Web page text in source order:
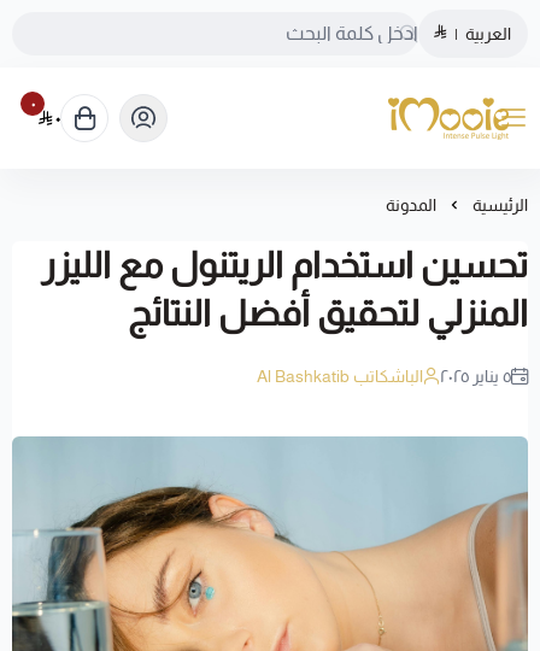
العربية |
الموقع الرسمي ليزر منزلي اي مووي
٠
٠
الرئيسية المدونة
تحسين استخدام الريتنول مع الليزر
المنزلي لتحقيق أفضل النتائج
٥ يناير ٢٠٢٥ الباشكاتب Al Bashkatib